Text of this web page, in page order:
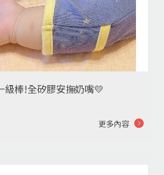
級棒!全矽膠安撫奶嘴💛
更多內容